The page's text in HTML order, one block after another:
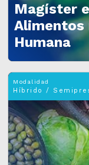
Magíster
Alimentos
Humana
Modalidad
Híbrido /